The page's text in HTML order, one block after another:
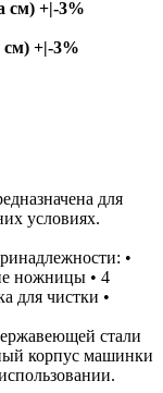
см) +|-3%
+|-3%
для
условиях.
•
ножницы • 4
для чистки •
стали
корпус машинки